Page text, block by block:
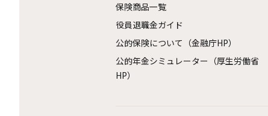
保険商品一覧
役員退職金ガイド
公的保険について（金融庁HP）
公的年金シミュレーター（厚生労働省
HP）